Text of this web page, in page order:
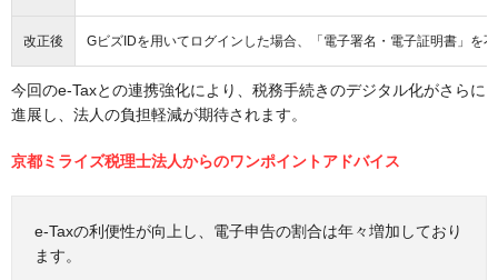
改正後 GビズIDを用いてログインした場合、「電子署名・電子証明書」を
今回のe-Taxとの連携強化により、税務手続きのデジタル化がさらに
進展し、法人の負担軽減が期待されます。
京都ミライズ税理士法人からのワンポイントアドバイス
e-Taxの利便性が向上し、電子申告の割合は年々増加しており
ます。